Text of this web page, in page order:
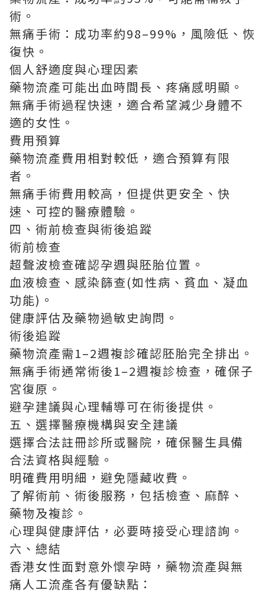
術。
無痛手術：成功率約98–99%，風險低、恢
復快。
個人舒適度與心理因素
藥物流產可能出血時間長、疼痛感明顯。
無痛手術過程快速，適合希望減少身體不
適的女性。
費用預算
藥物流產費用相對較低，適合預算有限
者。
無痛手術費用較高，但提供更安全、快
速、可控的醫療體驗。
四、術前檢查與術後追蹤
術前檢查
超聲波檢查確認孕週與胚胎位置。
血液檢查、感染篩查(如性病、貧血、凝血
功能)。
健康評估及藥物過敏史詢問。
術後追蹤
藥物流產需1–2週複診確認胚胎完全排出。
無痛手術通常術後1–2週複診檢查，確保子
宮復原。
避孕建議與心理輔導可在術後提供。
五、選擇醫療機構與安全建議
選擇合法註冊診所或醫院，確保醫生具備
合法資格與經驗。
明確費用明細，避免隱藏收費。
了解術前、術後服務，包括檢查、麻醉、
藥物及複診。
心理與健康評估，必要時接受心理諮詢。
六、總結
香港女性面對意外懷孕時，藥物流產與無
痛人工流產各有優缺點：